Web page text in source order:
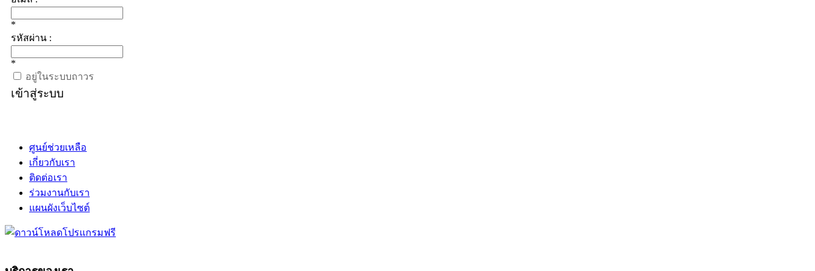
*
รหัสผ่าน :
*
อยู่ในระบบถาวร
เข้าสู่ระบบ
ศูนย์ช่วยเหลือ
เกี่ยวกับเรา
ติดต่อเรา
ร่วมงานกับเรา
แผนผังเว็บไซต์